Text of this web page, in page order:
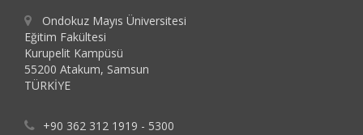
Ondokuz Mayıs Üniversitesi
Eğitim Fakültesi
Kurupelit Kampüsü
55200 Atakum, Samsun
TÜRKİYE
+90 362 312 1919 - 5300